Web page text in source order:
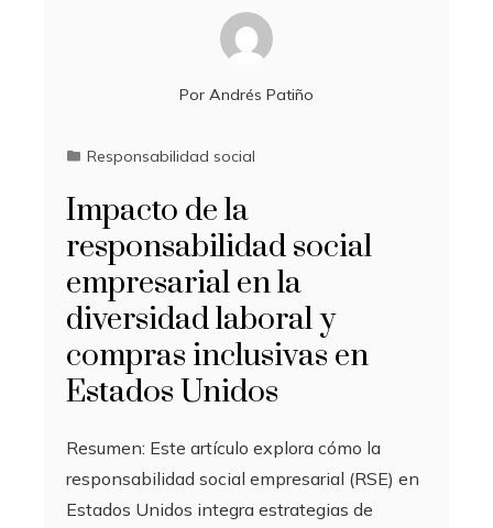
Por Andrés Patiño
Responsabilidad social
Impacto de la
responsabilidad social
empresarial en la
diversidad laboral y
compras inclusivas en
Estados Unidos
Resumen: Este artículo explora cómo la
responsabilidad social empresarial (RSE) en
Estados Unidos integra estrategias de